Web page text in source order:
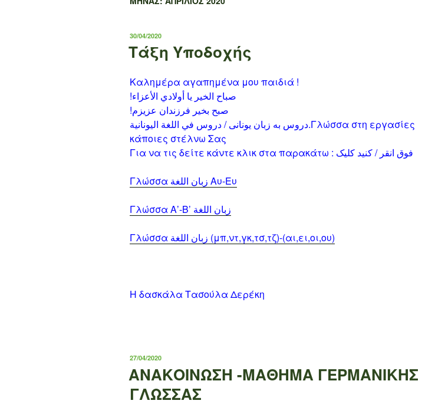
ΔΗΜΟΣΙΕΎΤΗΚΕ
30/04/2020
Τάξη Υποδοχής
Καλημέρα αγαπημένα μου παιδιά !
!صباح الخیر یا أولادي الأعزاء
!صبح بخیر فرزندان عزیزم
دروس به زبان یونانی / دروس في اللغة الیونانیة.Γλώσσα στη εργασίες
κάποιες στέλνω Σας
Για να τις δείτε κάντε κλικ στα παρακάτω : فوق انقر / کنید کلیک
Γλώσσα زبان اللغة Αυ-Ευ
Γλώσσα Α’-Β’ زبان اللغة
Γλώσσα زبان اللغة (μπ,ντ,γκ,τσ,τζ)-(αι,ει,οι,ου)
Η δασκάλα Τασούλα Δερέκη
ΔΗΜΟΣΙΕΎΤΗΚΕ
27/04/2020
ΑΝΑΚΟΙΝΩΣΗ -ΜΑΘΗΜΑ ΓΕΡΜΑΝΙΚΗΣ
ΓΛΩΣΣΑΣ